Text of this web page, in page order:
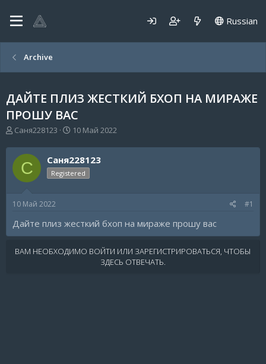
Russian
Archive
ДАЙТЕ ПЛИЗ ЖЕСТКИЙ БХОП НА МИРАЖЕ
ПРОШУ ВАС
А
т
о
р
м
Саня228123
Д
т
а
н
а
10 Май 2022
С Саня228123
Registered
10 Май 2022 #1
Дайте плиз жесткий бхоп на мираже прошу вас
ВАМ НЕОБХОДИМО ВОЙТИ ИЛИ ЗАРЕГИСТРИРОВАТЬСЯ, ЧТОБЫ
ЗДЕСЬ ОТВЕЧАТЬ.